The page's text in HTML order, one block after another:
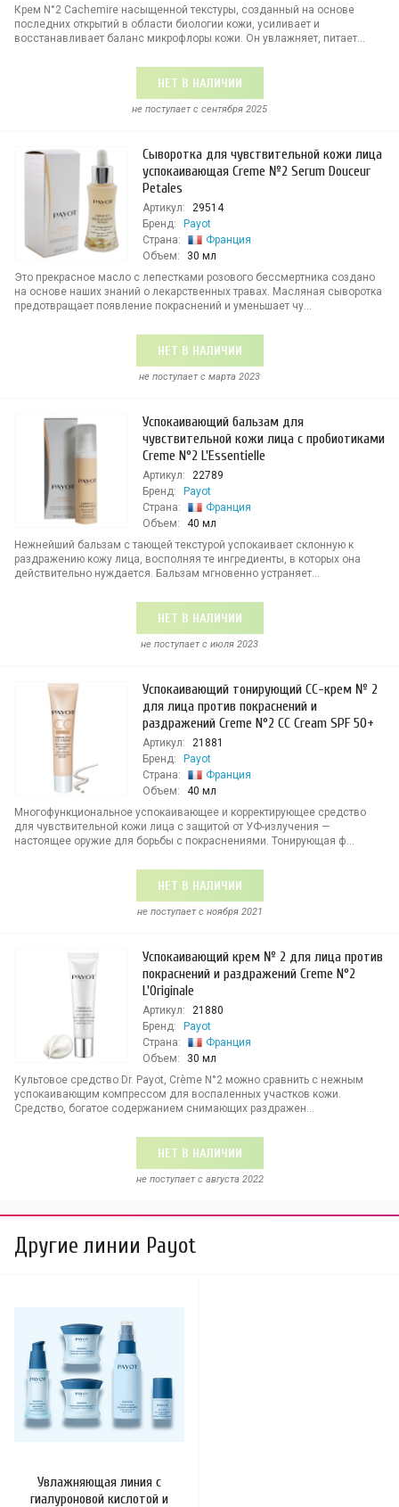
Крем N°2 Cachemire насыщенной текстуры, созданный на основе
последних открытий в области биологии кожи, усиливает и
восстанавливает баланс микрофлоры кожи. Он увлажняет, питает...
НЕТ В НАЛИЧИИ
не поступает c сентября 2025
Сыворотка для чувствительной кожи лица
успокаивающая Creme №2 Serum Douceur
Petales
Артикул:
29514
Бренд:
Payot
Страна:
Франция
Объем:
30 мл
Это прекрасное масло с лепестками розового бессмертника создано
на основе наших знаний о лекарственных травах. Масляная сыворотка
предотвращает появление покраснений и уменьшает чу...
НЕТ В НАЛИЧИИ
не поступает c марта 2023
Успокаивающий бальзам для
чувствительной кожи лица с пробиотиками
Creme N°2 L'Essentielle
Артикул:
22789
Бренд:
Payot
Страна:
Франция
Объем:
40 мл
Нежнейший бальзам с тающей текстурой успокаивает склонную к
раздражению кожу лица, восполняя те ингредиенты, в которых она
действительно нуждается. Бальзам мгновенно устраняет...
НЕТ В НАЛИЧИИ
не поступает c июля 2023
Успокаивающий тонирующий СС-крем № 2
для лица против покраснений и
раздражений Creme N°2 CC Cream SPF 50+
Артикул:
21881
Бренд:
Payot
Страна:
Франция
Объем:
40 мл
Многофункциональное успокаивающее и корректирующее средство
для чувствительной кожи лица с защитой от УФ-излучения —
настоящее оружие для борьбы с покраснениями. Тонирующая ф...
НЕТ В НАЛИЧИИ
не поступает c ноября 2021
Успокаивающий крем № 2 для лица против
покраснений и раздражений Creme N°2
L'Originale
Артикул:
21880
Бренд:
Payot
Страна:
Франция
Объем:
30 мл
Культовое средство Dr. Payot, Crème N°2 можно сравнить с нежным
успокаивающим компрессом для воспаленных участков кожи.
Средство, богатое содержанием снимающих раздражен...
НЕТ В НАЛИЧИИ
не поступает c августа 2022
Другие линии Payot
Увлажняющая линия с
гиалуроновой кислотой и